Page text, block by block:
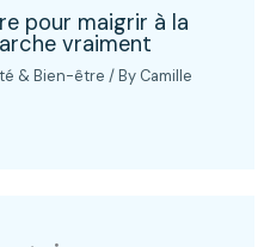
pour maigrir à la
vraiment
& Bien-être / By Camille